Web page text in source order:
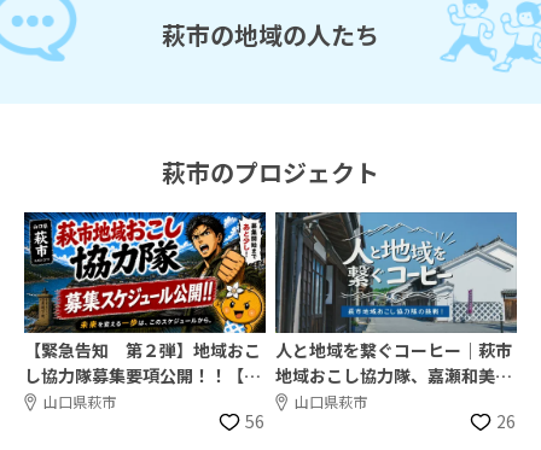
萩市の地域の人たち
萩市のプロジェクト
【緊急告知 第２弾】地域おこ
し協力隊募集要項公開！！【年
齢不問】
山口県萩市
56
人と地域を繋ぐコーヒー｜萩市
地域おこし協力隊、嘉瀬和美さ
んの挑戦！
山口県萩市
26